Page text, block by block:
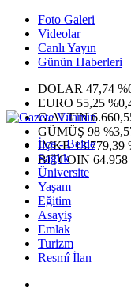
Foto Galeri
Videolar
Canlı Yayın
Günün Haberleri
DOLAR 47,74
EURO 55,25
G.ALTIN
GÜMÜŞ 98
IMKB13.779,39
BITCOIN 64.958
İlçe - Belde
Sağlık
Üniversite
Yaşam
Eğitim
Asayiş
Emlak
Turizm
Resmî İlan